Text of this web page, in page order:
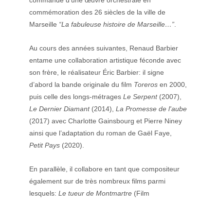
commémoration des 26 siècles de la ville de
Marseille “La fabuleuse histoire de Marseille…”
Au cours des années suivantes, Renaud Barbier
entame une collaboration artistique féconde avec
son frère, le réalisateur Éric Barbier: il signe
d’abord la bande originale du film Toreros en 2000,
puis celle des longs-métrages Le Serpent (2007),
Le Dernier Diamant (2014), La Promesse de l'aube
(2017) avec Charlotte Gainsbourg et Pierre Niney
ainsi que l’adaptation du roman de Gaël Faye,
Petit Pays (2020).
En parallèle, il collabore en tant que compositeur
également sur de très nombreux films parmi
lesquels: Le tueur de Montmartre (Film